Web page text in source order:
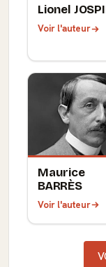
Lionel
Voir l'auteur
Maurice
BARRÈS
Voir l'auteur